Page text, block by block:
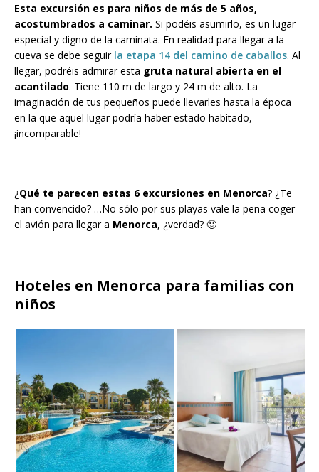
Esta excursión es para niños de más de 5 años,
acostumbrados a caminar. Si podéis asumirlo, es un lugar
especial y digno de la caminata. En realidad para llegar a la
cueva se debe seguir la etapa 14 del camino de caballos. Al
llegar, podréis admirar esta gruta natural abierta en el
acantilado. Tiene 110 m de largo y 24 m de alto. La
imaginación de tus pequeños puede llevarles hasta la época
en la que aquel lugar podría haber estado habitado,
¡incomparable!
¿Qué te parecen estas 6 excursiones en Menorca? ¿Te
han convencido? …No sólo por sus playas vale la pena coger
el avión para llegar a Menorca, ¿verdad? 🙂
Hoteles en Menorca para familias con
niños